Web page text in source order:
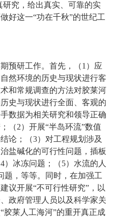
研究，给出真实、可靠的实
好这一“功在千秋”的世纪工
预研工作。首先，（1）应
然环境的历史与现状进行客
和常规调查的方法对胶莱河
史与现状进行全面、客观的
数据为相关研究和领导正确
（2）开展“半岛环流”数值
论；（3）对工程规划涉及
盐碱化的可行性问题，插板
）冰冻问题；（5）水流的人
题，等等。同时，在加强工
议开展“不可行性研究”，以
政府管理人员以及科学家关
胶莱人工海河”的重开真正成